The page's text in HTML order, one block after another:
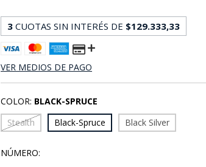
3 CUOTAS SIN INTERÉS DE $129.333,33
VER MEDIOS DE PAGO
COLOR: BLACK-SPRUCE
Stealth
Black-Spruce Black Silver
NÚMERO: